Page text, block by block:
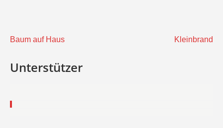
Beitragsnavigation
Baum auf Haus Kleinbrand
Unterstützer